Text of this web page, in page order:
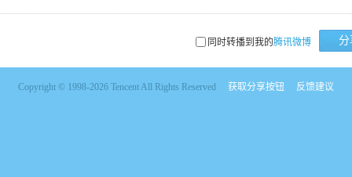
同时转播到我的腾讯微博 分
Copyright © 1998-2026 Tencent All Rights Reserved 获取分享按钮 反馈建议